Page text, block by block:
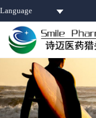
Language